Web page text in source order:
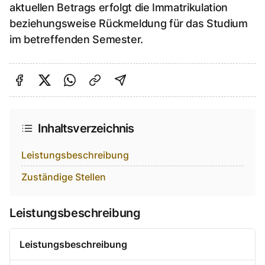
aktuellen Betrags erfolgt die Immatrikulation
beziehungsweise Rückmeldung für das Studium
im betreffenden Semester.
Auf Facebook teilen
Auf Twitter teilen
Per Link teilen
shareViaEmail
Inhaltsverzeichnis
Leistungsbeschreibung
Zuständige Stellen
Leistungsbeschreibung
Leistungsbeschreibung